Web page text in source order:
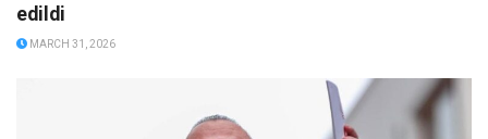
edildi
MARCH 31, 2026